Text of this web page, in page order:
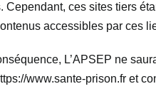
Cependant, ces sites tiers
accessibles par ces
L’APSEP ne
www.sante-prison.fr et